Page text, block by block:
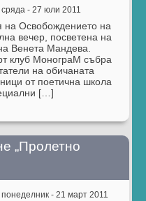
сряда - 27 юли 2011
на
вечер, посветена на
Венета Мандева.
клуб МонограМ събра
на обичаната
от поетична школа
[…]
„Пролетно
понеделник - 21 март 2011